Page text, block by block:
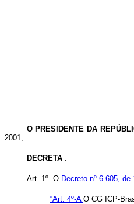
O PRESIDENTE DA
2001,
DECRETA :
Art. 1º O Decreto nº 6.605,
“Art. 4º-A O CG ICP-